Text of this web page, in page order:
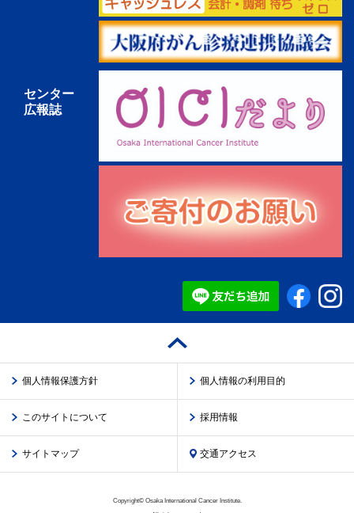
センター
広報誌
個人情報保護方針 個人情報の利用目的
このサイトについて 採用情報
サイトマップ 交通アクセス
Copyright© Osaka International Cancer Institute.